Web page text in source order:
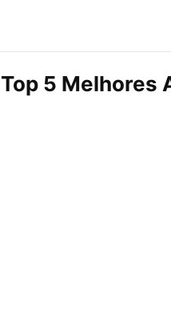
Top 5 Melhores